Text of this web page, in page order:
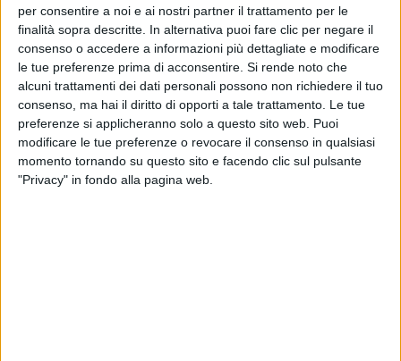
per consentire a noi e ai nostri partner il trattamento per le
finalità sopra descritte. In alternativa puoi fare clic per negare il
consenso o accedere a informazioni più dettagliate e modificare
le tue preferenze prima di acconsentire. Si rende noto che
alcuni trattamenti dei dati personali possono non richiedere il tuo
consenso, ma hai il diritto di opporti a tale trattamento. Le tue
preferenze si applicheranno solo a questo sito web. Puoi
modificare le tue preferenze o revocare il consenso in qualsiasi
momento tornando su questo sito e facendo clic sul pulsante
"Privacy" in fondo alla pagina web.
Psa ha comprato Bdp
International (attiva anche in
Italia)
ESTERO 1 DICEMBRE 2021